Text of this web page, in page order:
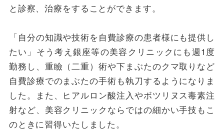
と診察、治療をすることができます。
「自分の知識や技術を自費診療の患者様にも提供し
たい」そう考え銀座等の美容クリニックにも週1度
勤務し、重瞼（二重）術や下まぶたのクマ取りなど
自費診療でのまぶたの手術も執刀するようになりま
した。また、ヒアルロン酸注入やボツリヌス毒素注
射など、美容クリニックならではの細かい手技もこ
のときに習得いたしました。